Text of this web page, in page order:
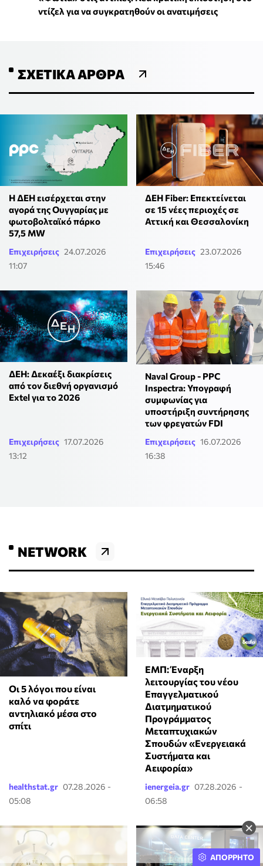
×
ντίζελ για να συγκρατηθούν οι ανατιμήσεις
ΣΧΕΤΙΚΆ ΆΡΘΡΑ
Η ΔΕΗ εισέρχεται στην
αγορά της Ουγγαρίας με
φωτοβολταϊκό πάρκο
57,5 MW
Επιχειρήσεις 24.07.2026
11:07
ΔΕΗ Fiber: Επεκτείνεται
σε 15 νέες περιοχές σε
Αττική και Θεσσαλονίκη
Επιχειρήσεις 23.07.2026
15:46
ΔΕΗ: Δεκαέξι διακρίσεις
από τον διεθνή οργανισμό
Extel για το 2026
Επιχειρήσεις 17.07.2026
13:12
Naval Group - PPC
Inspectra: Υπογραφή
συμφωνίας για
υποστήριξη συντήρησης
των φρεγατών FDI
Επιχειρήσεις 16.07.2026
16:38
NETWORK
Οι 5 λόγοι που είναι
καλό να φοράτε
αντηλιακό μέσα στο
σπίτι
healthstat.gr 07.28.2026 -
05:08
ΕΜΠ: Έναρξη
λειτουργίας του νέου
Επαγγελματικού
Διατμηματικού
Προγράμματος
Μεταπτυχιακών
Σπουδών «Ενεργειακά
Συστήματα και
Αειφορία»
ienergeia.gr 07.28.2026 -
06:58
ΑΠΟΡΡΗΤΟ